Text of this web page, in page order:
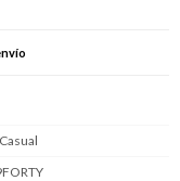
Casual